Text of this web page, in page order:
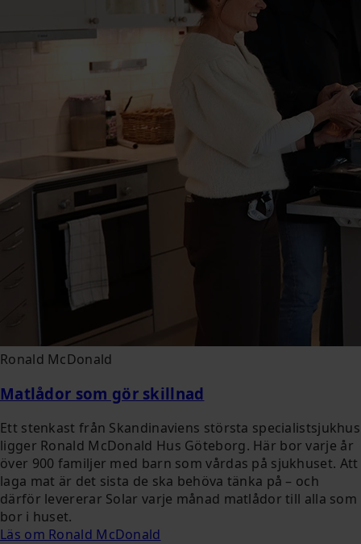
Ronald McDonald
Matlådor som gör skillnad
Ett stenkast från Skandinaviens största specialistsjukhus
ligger Ronald McDonald Hus Göteborg. Här bor varje år
över 900 familjer med barn som vårdas på sjukhuset. Att
laga mat är det sista de ska behöva tänka på – och
därför levererar Solar varje månad matlådor till alla som
bor i huset.
Läs om Ronald McDonald